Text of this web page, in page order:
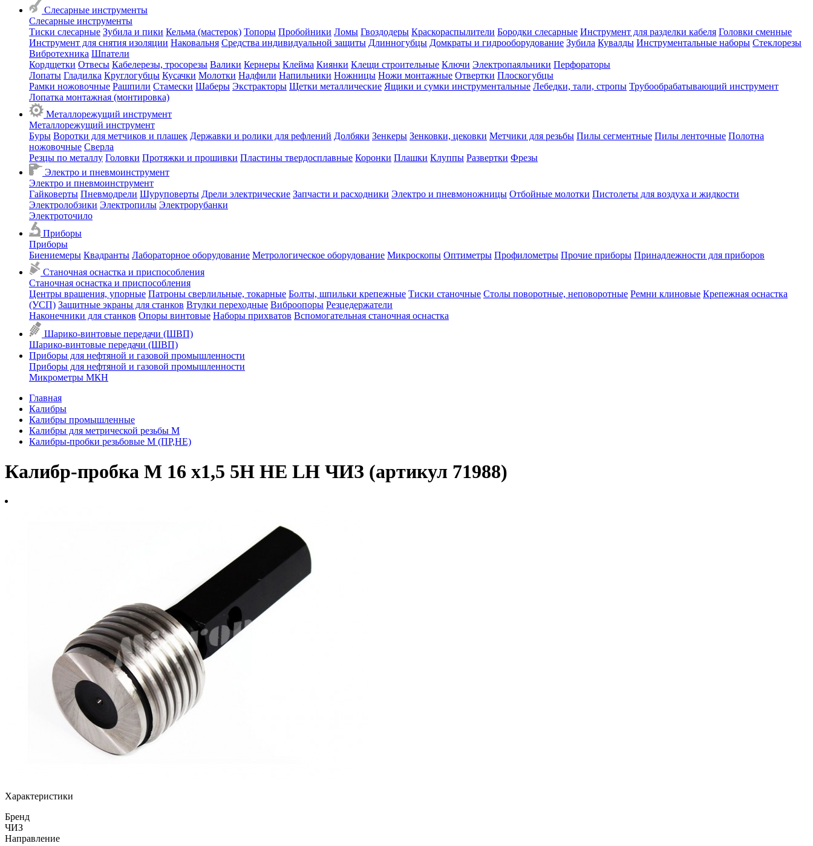
Слесарные инструменты
Слесарные инструменты
Тиски слесарные Зубила и пики Кельма (мастерок) Топоры Пробойники Ломы Гвоздодеры Краскораспылители Бородки слесарные Инструмент для разделки кабеля Головки сменные
Инструмент для снятия изоляции Наковальня Средства индивидуальной защиты Длинногубцы Домкраты и гидрооборудование Зубила Кувалды Инструментальные наборы Стеклорезы
Вибротехника Шпатели
Кордщетки Отвесы Кабелерезы, тросорезы Валики Кернеры Клейма Киянки Клещи строительные Ключи Электропаяльники Перфораторы
Лопаты Гладилка Круглогубцы Кусачки Молотки Надфили Напильники Ножницы Ножи монтажные Отвертки Плоскогубцы
Рамки ножовочные Рашпили Стамески Шаберы Экстракторы Щетки металлические Ящики и сумки инструментальные Лебедки, тали, стропы Трубообрабатывающий инструмент
Лопатка монтажная (монтировка)
Металлорежущий инструмент
Металлорежущий инструмент
Буры Воротки для метчиков и плашек Державки и ролики для рефлений Долбяки Зенкеры Зенковки, цековки Метчики для резьбы Пилы сегментные Пилы ленточные Полотна
ножовочные Сверла
Резцы по металлу Головки Протяжки и прошивки Пластины твердосплавные Коронки Плашки Клуппы Развертки Фрезы
Электро и пневмоинструмент
Электро и пневмоинструмент
Гайковерты Пневмодрели Шуруповерты Дрели электрические Запчасти и расходники Электро и пневмоножницы Отбойные молотки Пистолеты для воздуха и жидкости
Электролобзики Электропилы Электрорубанки
Электроточило
Приборы
Приборы
Биениемеры Квадранты Лабораторное оборудование Метрологическое оборудование Микроскопы Оптиметры Профилометры Прочие приборы Принадлежности для приборов
Станочная оснастка и приспособления
Станочная оснастка и приспособления
Центры вращения, упорные Патроны сверлильные, токарные Болты, шпильки крепежные Тиски станочные Столы поворотные, неповоротные Ремни клиновые Крепежная оснастка
(УСП) Защитные экраны для станков Втулки переходные Виброопоры Резцедержатели
Наконечники для станков Опоры винтовые Наборы прихватов Вспомогательная станочная оснастка
Шарико-винтовые передачи (ШВП)
Шарико-винтовые передачи (ШВП)
Приборы для нефтяной и газовой промышленности
Приборы для нефтяной и газовой промышленности
Микрометры МКН
Главная
Калибры
Калибры промышленные
Калибры для метрической резьбы М
Калибры-пробки резьбовые М (ПР,НЕ)
Калибр-пробка М 16 х1,5 5H НЕ LH ЧИЗ (артикул 71988)
Характеристики
Бренд
ЧИЗ
Направление